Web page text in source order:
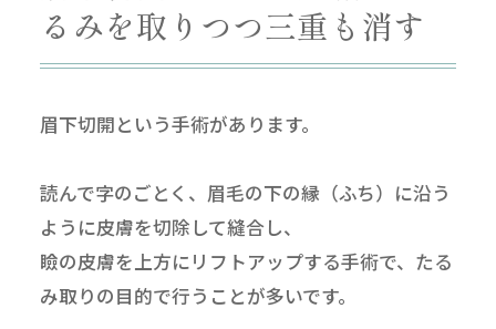
るみを取りつつ三重も消す
眉下切開という手術があります。
読んで字のごとく、眉毛の下の縁（ふち）に沿う
ように皮膚を切除して縫合し、
瞼の皮膚を上方にリフトアップする手術で、たる
み取りの目的で行うことが多いです。